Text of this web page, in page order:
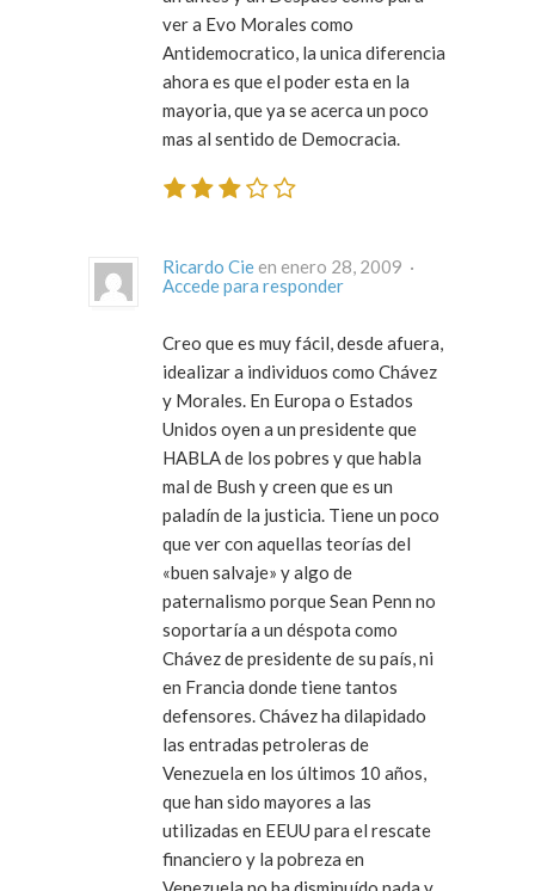
ver a Evo Morales como
Antidemocratico, la unica diferencia
ahora es que el poder esta en la
mayoria, que ya se acerca un poco
mas al sentido de Democracia.
Ricardo Cie
en enero 28, 2009 ·
Accede para responder
Creo que es muy fácil, desde afuera,
idealizar a individuos como Chávez
y Morales. En Europa o Estados
Unidos oyen a un presidente que
HABLA de los pobres y que habla
mal de Bush y creen que es un
paladín de la justicia. Tiene un poco
que ver con aquellas teorías del
«buen salvaje» y algo de
paternalismo porque Sean Penn no
soportaría a un déspota como
Chávez de presidente de su país, ni
en Francia donde tiene tantos
defensores. Chávez ha dilapidado
las entradas petroleras de
Venezuela en los últimos 10 años,
que han sido mayores a las
utilizadas en EEUU para el rescate
financiero y la pobreza en